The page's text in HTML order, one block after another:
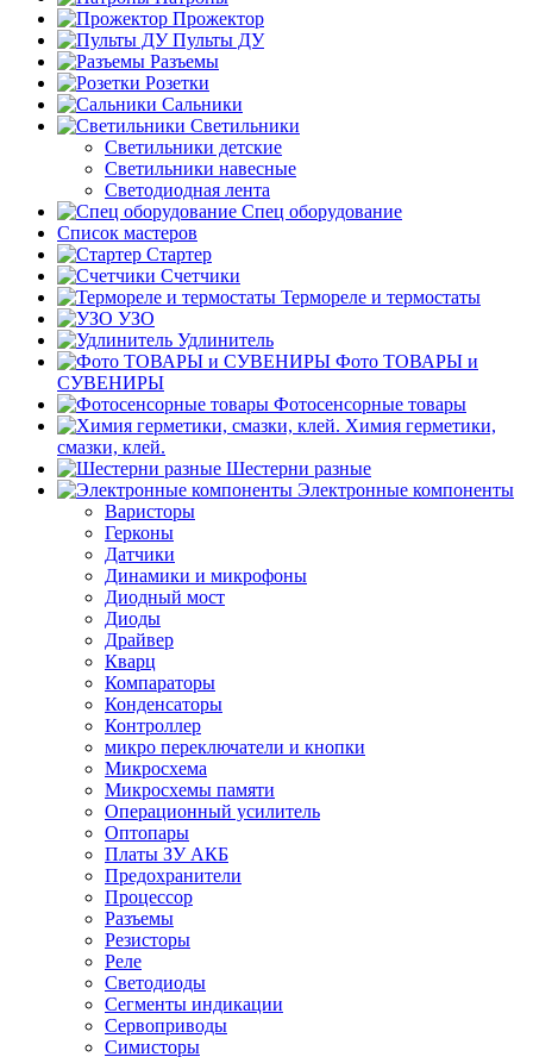
Прожектор
Пульты ДУ
Разъемы
Розетки
Сальники
Светильники
Светильники детские
Светильники навесные
Светодиодная лента
Спец оборудование
Список мастеров
Стартер
Счетчики
Термореле и термостаты
УЗО
Удлинитель
Фото ТОВАРЫ и
СУВЕНИРЫ
Фотосенсорные товары
Химия герметики,
смазки, клей.
Шестерни разные
Электронные компоненты
Варисторы
Герконы
Датчики
Динамики и микрофоны
Диодный мост
Диоды
Драйвер
Кварц
Компараторы
Конденсаторы
Контроллер
микро переключатели и кнопки
Микросхема
Микросхемы памяти
Операционный усилитель
Оптопары
Платы ЗУ АКБ
Предохранители
Процессор
Разъемы
Резисторы
Реле
Светодиоды
Сегменты индикации
Сервоприводы
Симисторы